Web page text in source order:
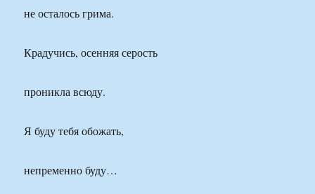
не осталось грима.
Крадучись, осенняя серость
проникла всюду.
Я буду тебя обожать,
непременно буду…